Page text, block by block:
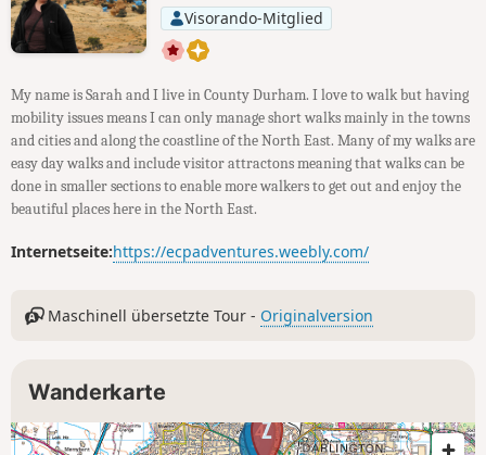
Visorando-Mitglied
My name is Sarah and I live in County Durham. I love to walk but having
mobility issues means I can only manage short walks mainly in the towns
and cities and along the coastline of the North East. Many of my walks are
easy day walks and include visitor attractons meaning that walks can be
done in smaller sections to enable more walkers to get out and enjoy the
beautiful places here in the North East.
Internetseite:https://ecpadventures.weebly.com/
Maschinell übersetzte Tour - Originalversion
Wanderkarte
34